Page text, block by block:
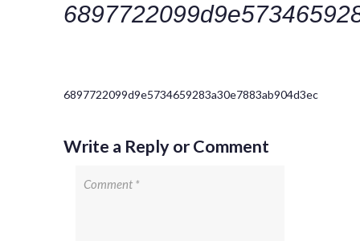
6897722099d9e5734659283a30e7883ab904d3ec
Write a Reply or Comment